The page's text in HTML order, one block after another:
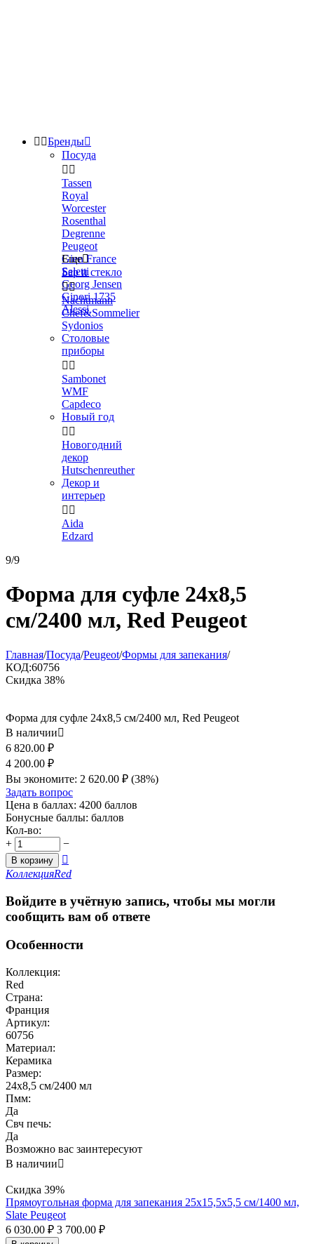
 Бренды
Посуда
 
Tassen
Royal
Worcester
Rosenthal
Degrenne
Peugeot
Gien France
Seletti
Georg Jensen
Ginori 1735
Alessi
Еще
Бар и стекло

Nachtmann
Chef&Sommelier
Sydonios
Столовые
приборы
 
Sambonet
WMF
Capdeco
Новый год
 
Новогодний
декор
Hutschenreuther
Декор и
интерьер
 
Aida
Edzard
9/9
Форма для суфле 24x8,5
см/2400 мл, Red Peugeot
Главная/Посуда/Peugeot/Формы для запекания/
КОД:60756
Скидка 38%
Форма для суфле 24x8,5 см/2400 мл, Red Peugeot
В наличии
6 820.00 ₽
4 200.00 ₽
Вы экономите: 2 620.00 ₽ (38%)
Задать вопрос
Цена в баллах: 4200 баллов
Бонусные баллы: баллов
Кол-во:
+
−
В корзину

КоллекцияRed
Войдите в учётную запись, чтобы мы могли
сообщить вам об ответе
Особенности
Коллекция:
Red
Страна:
Франция
Артикул:
60756
Материал:
Керамика
Размер:
24x8,5 см/2400 мл
Пмм:
Да
Свч печь:
Да
Возможно вас заинтересуют
В наличии
Скидка 39%
Прямоугольная форма для запекания 25х15,5x5,5 см/1400 мл,
Slate Peugeot
6 030.00 ₽ 3 700.00 ₽